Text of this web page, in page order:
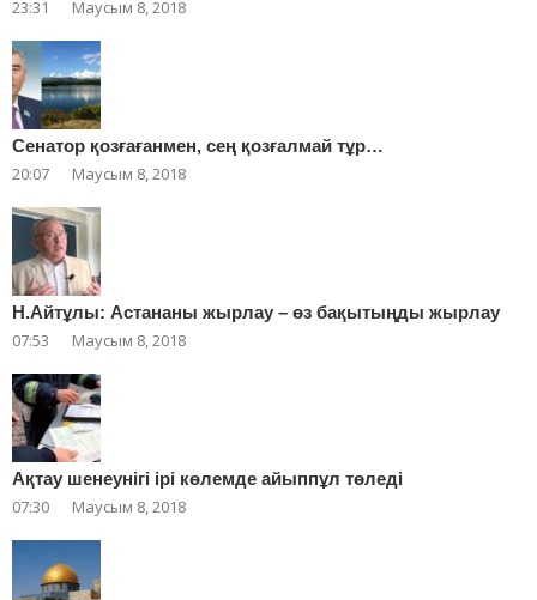
23:31 Маусым 8, 2018
Сенатор қозғағанмен, сең қозғалмай тұр…
20:07 Маусым 8, 2018
Н.Айтұлы: Астананы жырлау – өз бақытыңды жырлау
07:53 Маусым 8, 2018
Ақтау шенеунігі ірі көлемде айыппұл төледі
07:30 Маусым 8, 2018